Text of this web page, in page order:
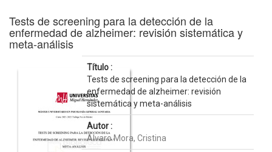
Tests de screening para la detección de la
enfermedad de alzheimer: revisión sistemática y
meta-análisis
Título :
Tests de screening para la detección de la
enfermedad de alzheimer: revisión
sistemática y meta-análisis
Autor :
Álvaro Mora, Cristina